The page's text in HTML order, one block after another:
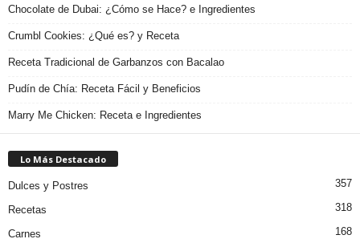
Chocolate de Dubai: ¿Cómo se Hace? e Ingredientes
Crumbl Cookies: ¿Qué es? y Receta
Receta Tradicional de Garbanzos con Bacalao
Pudín de Chía: Receta Fácil y Beneficios
Marry Me Chicken: Receta e Ingredientes
Lo Más Destacado
Dulces y Postres 357
Recetas 318
Carnes 168